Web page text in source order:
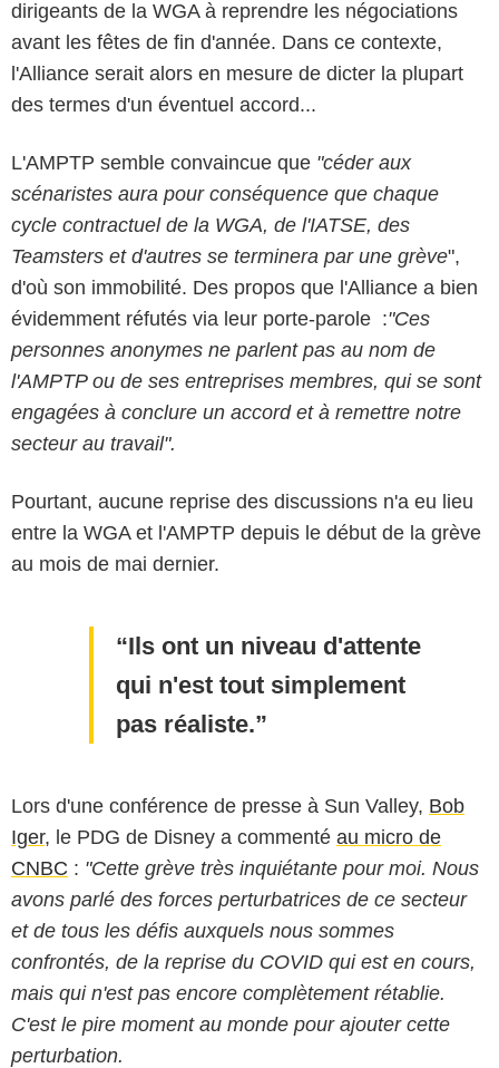
dirigeants de la WGA à reprendre les négociations
avant les fêtes de fin d'année. Dans ce contexte,
l'Alliance serait alors en mesure de dicter la plupart
des termes d'un éventuel accord...
L'AMPTP semble convaincue que "céder aux
scénaristes aura pour conséquence que chaque
cycle contractuel de la WGA, de l'IATSE, des
Teamsters et d'autres se terminera par une grève",
d'où son immobilité. Des propos que l'Alliance a bien
évidemment réfutés via leur porte-parole :"Ces
personnes anonymes ne parlent pas au nom de
l'AMPTP ou de ses entreprises membres, qui se sont
engagées à conclure un accord et à remettre notre
secteur au travail".
Pourtant, aucune reprise des discussions n'a eu lieu
entre la WGA et l'AMPTP depuis le début de la grève
au mois de mai dernier.
Ils ont un niveau d'attente
qui n'est tout simplement
pas réaliste.
Lors d'une conférence de presse à Sun Valley, Bob
Iger, le PDG de Disney a commenté au micro de
CNBC : "Cette grève très inquiétante pour moi. Nous
avons parlé des forces perturbatrices de ce secteur
et de tous les défis auxquels nous sommes
confrontés, de la reprise du COVID qui est en cours,
mais qui n'est pas encore complètement rétablie.
C'est le pire moment au monde pour ajouter cette
perturbation.